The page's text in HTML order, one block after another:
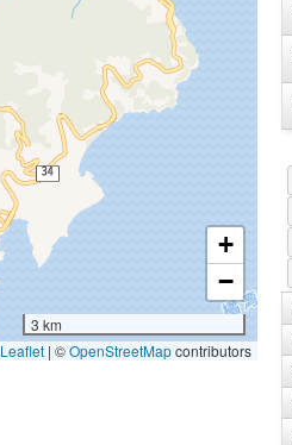
+
−
3 km
Leaflet | ©OpenStreetMapcontributors